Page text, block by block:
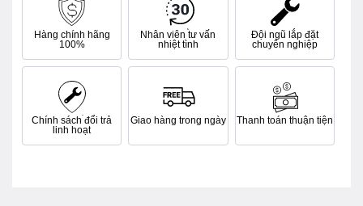
Hàng chính hãng
100%
Nhân viên tư vấn
nhiệt tình
Đội ngũ lắp đặt
chuyên nghiệp
Chính sách đổi trả
linh hoạt
Giao hàng trong ngày Thanh toán thuận tiện